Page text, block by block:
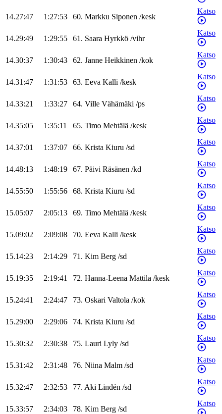
14.27:47 1:27:53 60. Markku Siponen /kesk
Katso
14.29:49 1:29:55 61. Saara Hyrkkö /vihr
Katso
14.30:37 1:30:43 62. Janne Heikkinen /kok
Katso
14.31:47 1:31:53 63. Eeva Kalli /kesk
Katso
14.33:21 1:33:27 64. Ville Vähämäki /ps
Katso
14.35:05 1:35:11 65. Timo Mehtälä /kesk
Katso
14.37:01 1:37:07 66. Krista Kiuru /sd
Katso
14.48:13 1:48:19 67. Päivi Räsänen /kd
Katso
14.55:50 1:55:56 68. Krista Kiuru /sd
Katso
15.05:07 2:05:13 69. Timo Mehtälä /kesk
Katso
15.09:02 2:09:08 70. Eeva Kalli /kesk
Katso
15.14:23 2:14:29 71. Kim Berg /sd
Katso
15.19:35 2:19:41 72. Hanna-Leena Mattila /kesk
Katso
15.24:41 2:24:47 73. Oskari Valtola /kok
Katso
15.29:00 2:29:06 74. Krista Kiuru /sd
Katso
15.30:32 2:30:38 75. Lauri Lyly /sd
Katso
15.31:42 2:31:48 76. Niina Malm /sd
Katso
15.32:47 2:32:53 77. Aki Lindén /sd
Katso
15.33:57 2:34:03 78. Kim Berg /sd
Katso